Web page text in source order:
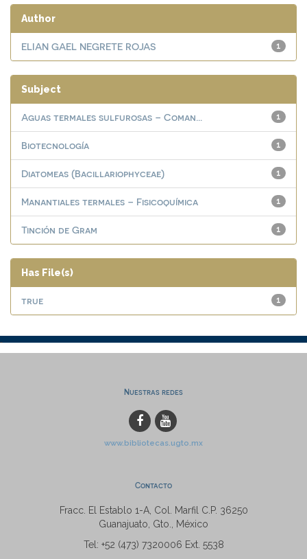
Author
1
ELIAN GAEL NEGRETE ROJAS
Subject
1
Aguas termales sulfurosas – Coman...
1
Biotecnología
1
Diatomeas (Bacillariophyceae)
1
Manantiales termales – Fisicoquímica
1
Tinción de Gram
Has File(s)
1
true
Nuestras redes
www.bibliotecas.ugto.mx
Contacto
Fracc. El Establo 1-A, Col. Marfil C.P. 36250
Guanajuato, Gto., México
Tel: +52 (473) 7320006 Ext. 5538